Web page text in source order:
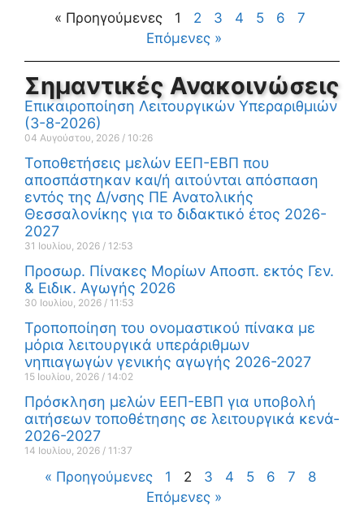
« Προηγούμενες 1 2 3 4 5 6
7
Επόμενες »
Σημαντικές Ανακοινώσεις
Επικαιροποίηση Λειτουργικών Υπεραριθμιών
(3-8-2026)
04 Αυγούστου, 2026 10:26
Τοποθετήσεις μελών ΕΕΠ-ΕΒΠ που
αποσπάστηκαν και/ή αιτούνται απόσπαση
εντός της Δ/νσης ΠΕ Ανατολικής
Θεσσαλονίκης για το διδακτικό έτος 2026-
2027
31 Ιουλίου, 2026 12:53
Προσωρ. Πίνακες Μορίων Αποσπ. εκτός Γεν.
& Ειδικ. Αγωγής 2026
30 Ιουλίου, 2026 11:53
Τροποποίηση του ονομαστικού πίνακα με
μόρια λειτουργικά υπεράριθμων
νηπιαγωγών γενικής αγωγής 2026-2027
15 Ιουλίου, 2026 14:02
Πρόσκληση μελών ΕΕΠ-ΕΒΠ για υποβολή
αιτήσεων τοποθέτησης σε λειτουργικά κενά-
2026-2027
14 Ιουλίου, 2026 11:37
« Προηγούμενες 1 2 3 4 5 6 7
8
Επόμενες »